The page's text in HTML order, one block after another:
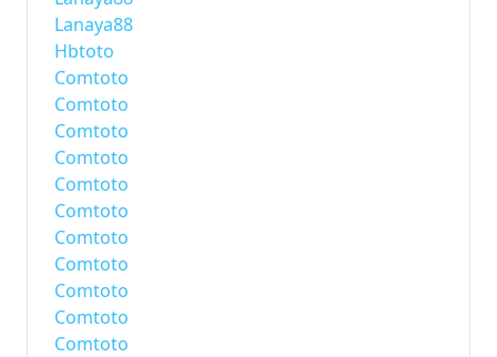
Lanaya88
Hbtoto
Comtoto
Comtoto
Comtoto
Comtoto
Comtoto
Comtoto
Comtoto
Comtoto
Comtoto
Comtoto
Comtoto